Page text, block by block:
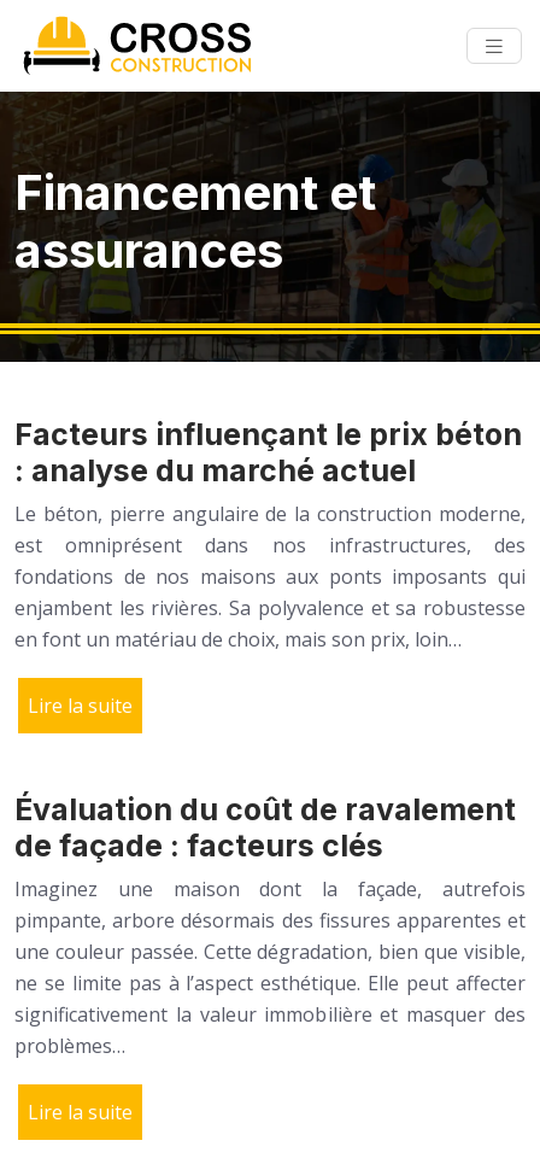
Financement et
assurances
Facteurs influençant le prix béton
: analyse du marché actuel
Le béton, pierre angulaire de la construction moderne,
est omniprésent dans nos infrastructures, des
fondations de nos maisons aux ponts imposants qui
enjambent les rivières. Sa polyvalence et sa robustesse
en font un matériau de choix, mais son prix, loin…
Lire la suite
Évaluation du coût de ravalement
de façade : facteurs clés
Imaginez une maison dont la façade, autrefois
pimpante, arbore désormais des fissures apparentes et
une couleur passée. Cette dégradation, bien que visible,
ne se limite pas à l’aspect esthétique. Elle peut affecter
significativement la valeur immobilière et masquer des
problèmes…
Lire la suite